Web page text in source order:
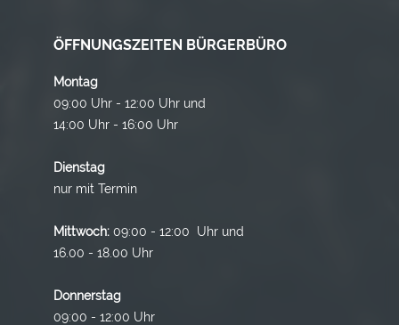
ÖFFNUNGSZEITEN BÜRGERBÜRO
Montag
09:00 Uhr - 12:00 Uhr und
14:00 Uhr - 16:00 Uhr
Dienstag
nur mit Termin
Mittwoch: 09:00 - 12:00 Uhr und
16.00 - 18.00 Uhr
Donnerstag
09:00 - 12:00 Uhr